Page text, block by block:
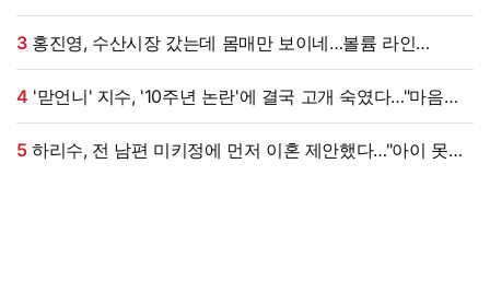
받았다…"돌아올 생각 있냐" 수척 근황까지 [엑's 이슈]
3홍진영, 수산시장 갔는데 몸매만 보이네…볼륨 라인
'시선강탈'
4
무겁다, 섭섭함 안겨" [엑's 이슈]
5하리수, 전 남편 미키정에 먼저 이혼 제안했다…"아이 못